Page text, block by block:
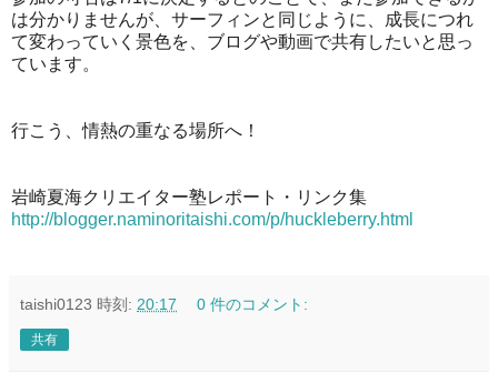
は分かりませんが、サーフィンと同じように、成長につれ
て変わっていく景色を、ブログや動画で共有したいと思っ
ています。
行こう、情熱の重なる場所へ！
岩崎夏海クリエイター塾レポート・リンク集
http://blogger.naminoritaishi.com/p/huckleberry.html
taishi0123 時刻: 20:17 0 件のコメント:
共有